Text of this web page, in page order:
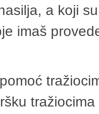
a koji
imaš